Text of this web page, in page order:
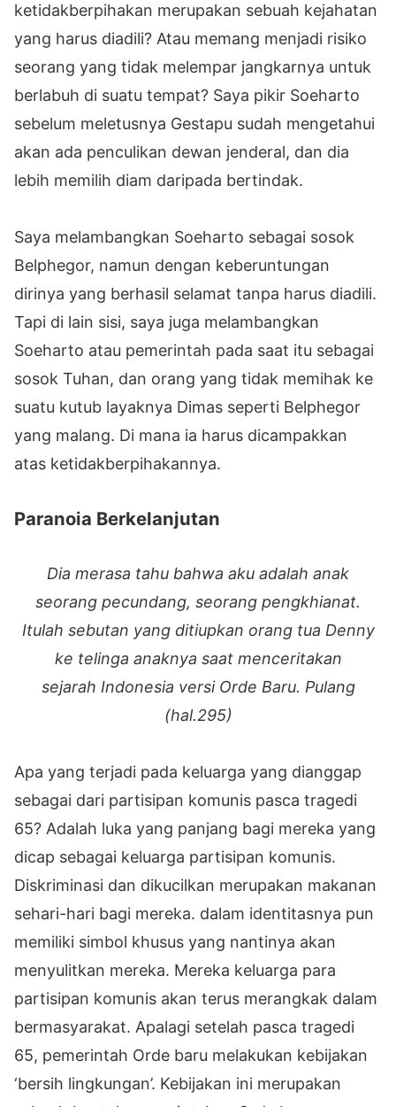
ketidakberpihakan merupakan sebuah kejahatan
yang harus diadili? Atau memang menjadi risiko
seorang yang tidak melempar jangkarnya untuk
berlabuh di suatu tempat? Saya pikir Soeharto
sebelum meletusnya Gestapu sudah mengetahui
akan ada penculikan dewan jenderal, dan dia
lebih memilih diam daripada bertindak.
Saya melambangkan Soeharto sebagai sosok
Belphegor, namun dengan keberuntungan
dirinya yang berhasil selamat tanpa harus diadili.
Tapi di lain sisi, saya juga melambangkan
Soeharto atau pemerintah pada saat itu sebagai
sosok Tuhan, dan orang yang tidak memihak ke
suatu kutub layaknya Dimas seperti Belphegor
yang malang. Di mana ia harus dicampakkan
atas ketidakberpihakannya.
Paranoia Berkelanjutan
Dia merasa tahu bahwa aku adalah anak
seorang pecundang, seorang pengkhianat.
Itulah sebutan yang ditiupkan orang tua Denny
ke telinga anaknya saat menceritakan
sejarah Indonesia versi Orde Baru. Pulang
(hal.295)
Apa yang terjadi pada keluarga yang dianggap
sebagai dari partisipan komunis pasca tragedi
65? Adalah luka yang panjang bagi mereka yang
dicap sebagai keluarga partisipan komunis.
Diskriminasi dan dikucilkan merupakan makanan
sehari-hari bagi mereka. dalam identitasnya pun
memiliki simbol khusus yang nantinya akan
menyulitkan mereka. Mereka keluarga para
partisipan komunis akan terus merangkak dalam
bermasyarakat. Apalagi setelah pasca tragedi
65, pemerintah Orde baru melakukan kebijakan
‘bersih lingkungan’. Kebijakan ini merupakan